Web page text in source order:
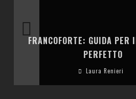
FRANCOFORTE: GUIDA PER
PERFETTO
Laura Renieri